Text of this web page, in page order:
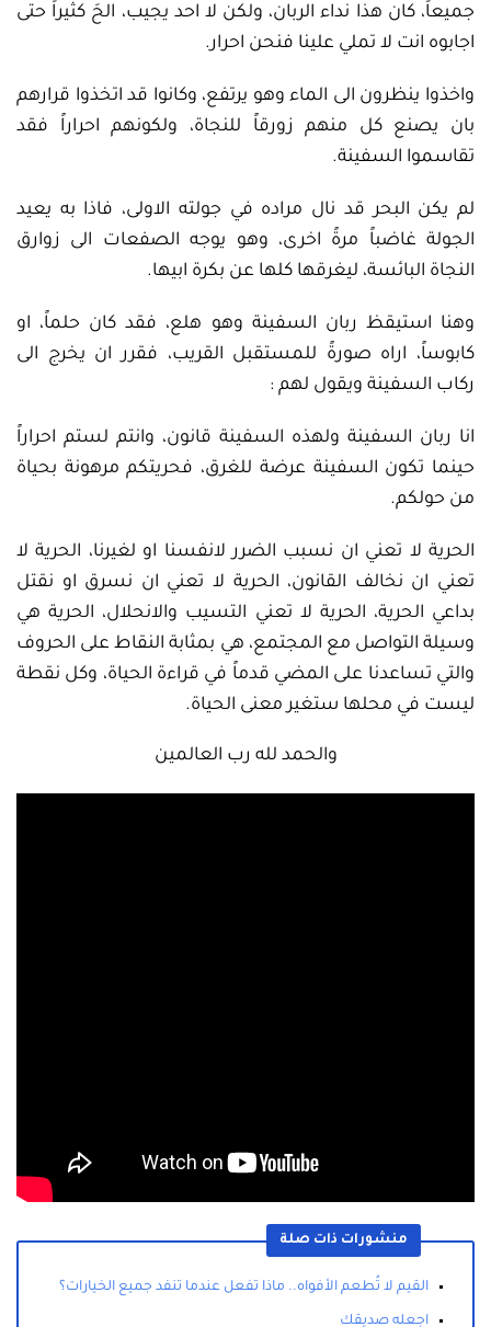
جميعاً، كان هذا نداء الربان، ولكن لا احد يجيب، الحَ كثيراً حتى
اجابوه انت لا تملي علينا فنحن احرار.
واخذوا ينظرون الى الماء وهو يرتفع، وكانوا قد اتخذوا قرارهم
بان يصنع كل منهم زورقاً للنجاة، ولكونهم احراراً فقد
تقاسموا السفينة.
لم يكن البحر قد نال مراده في جولته الاولى، فاذا به يعيد
الجولة غاضباً مرةً اخرى، وهو يوجه الصفعات الى زوارق
النجاة البائسة، ليغرقها كلها عن بكرة ابيها.
وهنا استيقظ ربان السفينة وهو هلع، فقد كان حلماً، او
كابوساً، اراه صورةً للمستقبل القريب، فقرر ان يخرج الى
ركاب السفينة ويقول لهم :
انا ربان السفينة ولهذه السفينة قانون، وانتم لستم احراراً
حينما تكون السفينة عرضة للغرق، فحريتكم مرهونة بحياة
من حولكم.
الحرية لا تعني ان نسبب الضرر لانفسنا او لغيرنا، الحرية لا
تعني ان نخالف القانون، الحرية لا تعني ان نسرق او نقتل
بداعي الحرية، الحرية لا تعني التسيب والانحلال، الحرية هي
وسيلة التواصل مع المجتمع، هي بمثابة النقاط على الحروف
والتي تساعدنا على المضي قدماً في قراءة الحياة، وكل نقطة
ليست في محلها ستغير معنى الحياة.
والحمد لله رب العالمين
منشورات ذات صلة
القيم لا تُطعم الأفواه.. ماذا تفعل عندما تنفد جميع الخيارات؟
اجعله صديقك